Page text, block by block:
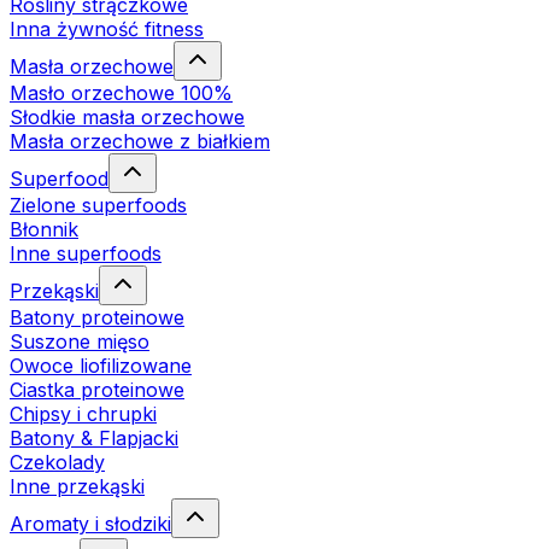
Rośliny strączkowe
Inna żywność fitness
Masła orzechowe
Masło orzechowe 100%
Słodkie masła orzechowe
Masła orzechowe z białkiem
Superfood
Zielone superfoods
Błonnik
Inne superfoods
Przekąski
Batony proteinowe
Suszone mięso
Owoce liofilizowane
Ciastka proteinowe
Chipsy i chrupki
Batony & Flapjacki
Czekolady
Inne przekąski
Aromaty i słodziki